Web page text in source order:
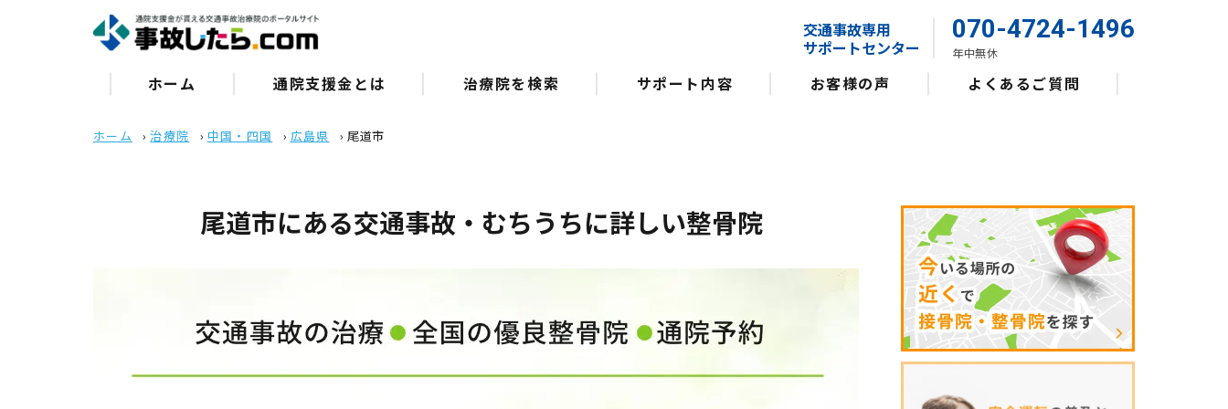
交通事故専用
サポートセンター
070-4724-1496
年中無休
ホーム 通院⽀援⾦とは 治療院を検索 サポート内容 お客様の声 よくあるご質問
ホーム ›治療院 › 中国・四国 › 広島県 ›尾道市
尾道市にある交通事故・むちうちに詳しい整骨院